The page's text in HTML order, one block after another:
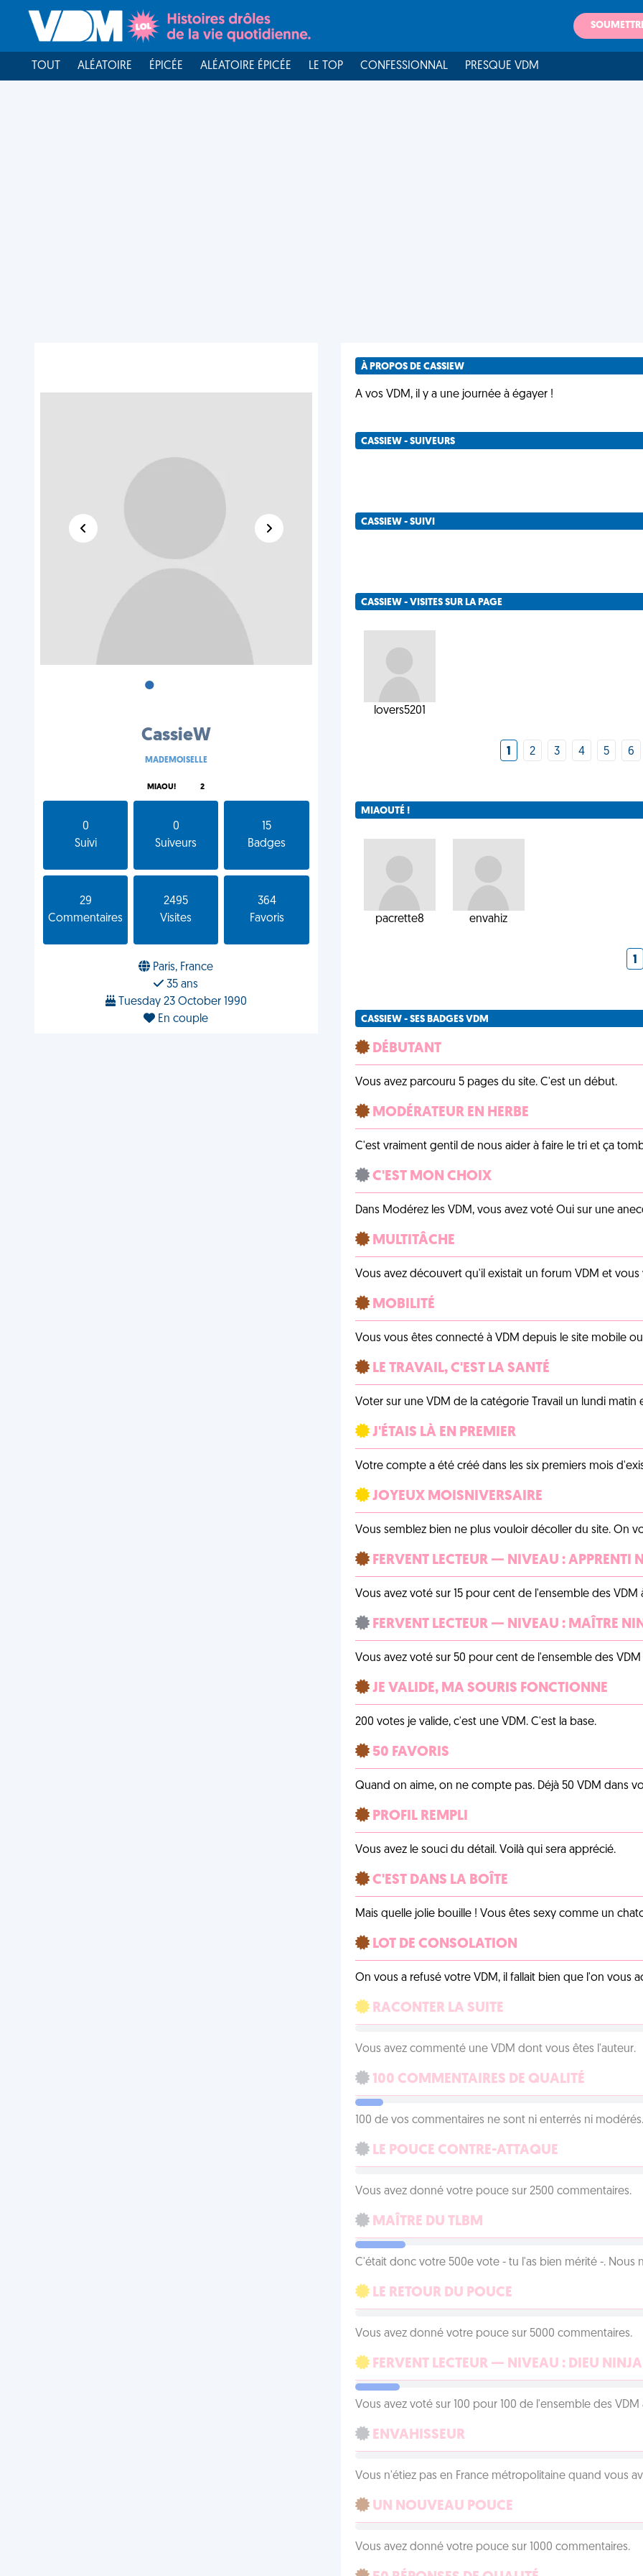
TOUT ALÉATOIRE ÉPICÉE ALÉATOIRE ÉPICÉE LE TOP CONFESSIONNAL PRESQUE VDM
•
CassieW
MADEMOISELLE
MIAOU! 2
0
Suivi
0
Suiveurs
15
Badges
29
Commentaires
2495
Visites
364
Favoris
Paris, France
35 ans
Tuesday 23 October 1990
En couple
À PROPOS DE CASSIEW
A vos VDM, il y a une journée à égayer !
CASSIEW - SUIVEURS
CASSIEW - SUIVI
CASSIEW - VISITES SUR LA PAGE
lovers5201
1 2 3 4 5 6
MIAOUTÉ !
pacrette8 envahiz
1
CASSIEW - SES BADGES VDM
DÉBUTANT
Vous avez parcouru 5 pages du site. C'est un début.
MODÉRATEUR EN HERBE
C'est vraiment gentil de nous aider à faire le tri et ça
C'EST MON CHOIX
Dans Modérez les VDM, vous avez voté Oui sur une
MULTITÂCHE
Vous avez découvert qu'il existait un forum VDM et
MOBILITÉ
Vous vous êtes connecté à VDM depuis le site mobile
LE TRAVAIL, C'EST LA SANTÉ
Voter sur une VDM de la catégorie Travail un lundi matin
J'ÉTAIS LÀ EN PREMIER
Votre compte a été créé dans les six premiers mois
JOYEUX MOISNIVERSAIRE
Vous semblez bien ne plus vouloir décoller du site. On
FERVENT LECTEUR — NIVEAU : APPRENTI
Vous avez voté sur 15 pour cent de l'ensemble des VDM
FERVENT LECTEUR — NIVEAU : MAÎTRE
Vous avez voté sur 50 pour cent de l'ensemble des VDM
JE VALIDE, MA SOURIS FONCTIONNE
200 votes je valide, c'est une VDM. C'est la base.
50 FAVORIS
Quand on aime, on ne compte pas. Déjà 50 VDM dans
PROFIL REMPLI
Vous avez le souci du détail. Voilà qui sera apprécié.
C'EST DANS LA BOÎTE
Mais quelle jolie bouille ! Vous êtes sexy comme un
LOT DE CONSOLATION
On vous a refusé votre VDM, il fallait bien que l'on vous
RACONTER LA SUITE
Vous avez commenté une VDM dont vous êtes l'auteur.
100 COMMENTAIRES DE QUALITÉ
100 de vos commentaires ne sont ni enterrés ni
LE POUCE CONTRE-ATTAQUE
Vous avez donné votre pouce sur 2500 commentaires.
MAÎTRE DU TLBM
C'était donc votre 500e vote - tu l'as bien mérité -. Nous
LE RETOUR DU POUCE
Vous avez donné votre pouce sur 5000 commentaires.
FERVENT LECTEUR — NIVEAU : DIEU NINJA
Vous avez voté sur 100 pour 100 de l'ensemble des VDM
ENVAHISSEUR
Vous n'étiez pas en France métropolitaine quand vous
UN NOUVEAU POUCE
Vous avez donné votre pouce sur 1000 commentaires.